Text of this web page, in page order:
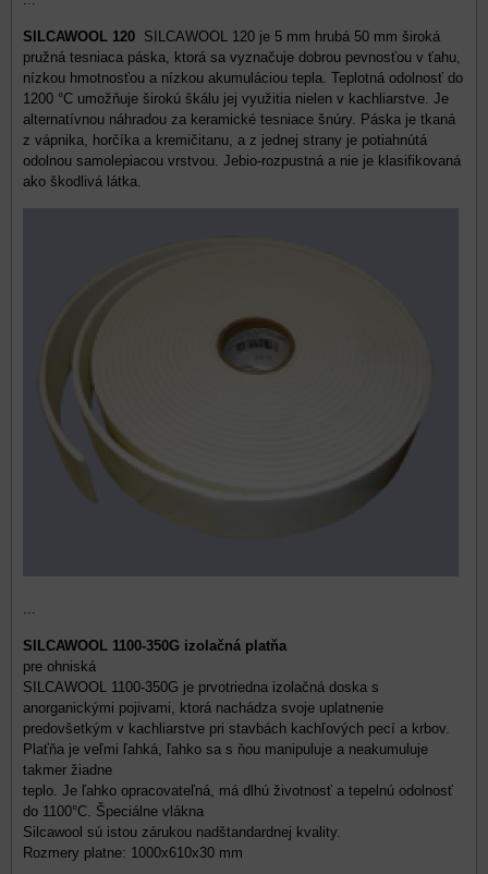
SILCAWOOL 120 SILCAWOOL 120 je 5 mm hrubá 50 mm široká
pružná tesniaca páska, ktorá sa vyznačuje dobrou pevnosťou v ťahu,
nízkou hmotnosťou a nízkou akumuláciou tepla. Teplotná odolnosť do
1200 °C umožňuje širokú škálu jej využitia nielen v kachliarstve. Je
alternatívnou náhradou za keramické tesniace šnúry. Páska je tkaná
z vápnika, horčíka a kremičitanu, a z jednej strany je potiahnútá
odolnou samolepiacou vrstvou. Jebio-rozpustná a nie je klasifikovaná
ako škodlivá látka.
...
SILCAWOOL 1100-350G izolačná platňa
pre ohniská
SILCAWOOL 1100-350G je prvotriedna izolačná doska s
anorganickými pojivami, ktorá nachádza svoje uplatnenie
predovšetkým v kachliarstve pri stavbách kachľových pecí a krbov.
Plaťňa je veľmi ľahká, ľahko sa s ňou manipuluje a neakumuluje
takmer žiadne
teplo. Je ľahko opracovateľná, má dlhú životnosť a tepelnú odolnosť
do 1100°C. Špeciálne vlákna
Silcawool sú istou zárukou nadštandardnej kvality.
Rozmery platne: 1000x610x30 mm